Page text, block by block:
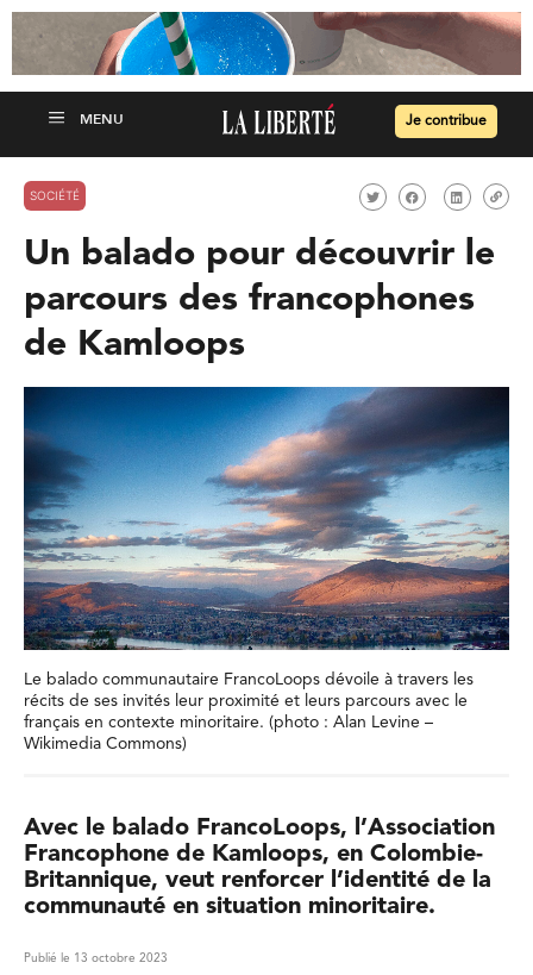
Je contribue
SOCIÉTÉ
Un balado pour découvrir le
parcours des francophones
de Kamloops
Le balado communautaire FrancoLoops dévoile à travers les
récits de ses invités leur proximité et leurs parcours avec le
français en contexte minoritaire. (photo : Alan Levine –
Wikimedia Commons)
Avec le balado FrancoLoops, l’Association
Francophone de Kamloops, en Colombie-
Britannique, veut renforcer l’identité de la
communauté en situation minoritaire.
Publié le 13 octobre 2023